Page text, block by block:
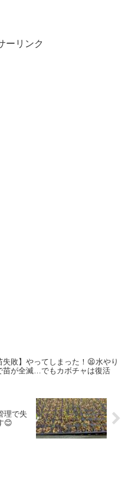
ーリンク
失敗】やってしまった！😫水やり
苗が全滅…でもカボチャは復活
理で失
😊